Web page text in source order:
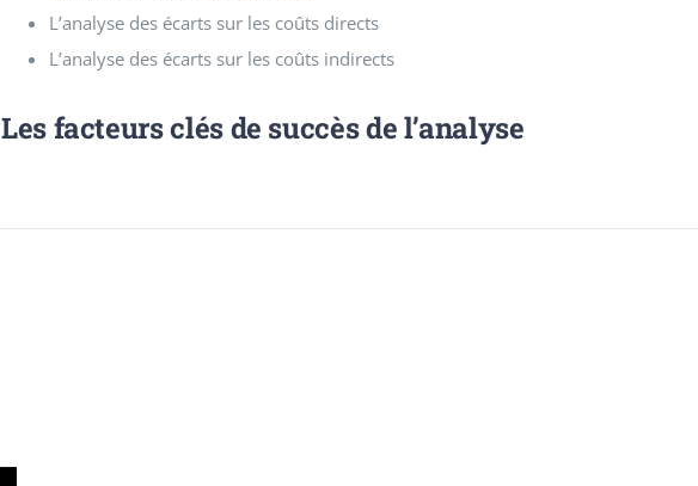
L’analyse des écarts sur les coûts directs
L’analyse des écarts sur les coûts indirects
Les facteurs clés de succès de l’analyse